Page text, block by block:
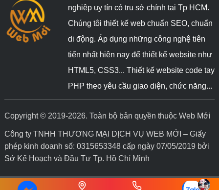
nghiệp uy tín có trụ sở chính tại Tp HCM.
Chúng tôi thiết kế web chuẩn SEO, chuẩn
di động. Áp dụng những công nghệ tiên
tiến nhất hiện nay để thiết kế website như
HTML5, CSS3... Thiết kế website code tay
PHP theo yêu cầu giao diện, chức năng...
Copyright © 2019-2026. Toàn bộ bản quyền thuộc Web Mới
Công ty TNHH THƯƠNG MẠI DỊCH VỤ WEB MỚI – Giấy
phép kinh doanh số: 0315653348 cấp ngày 07/05/2019 bởi
Sở Kế Hoạch và Đầu Tư Tp. Hồ Chí Minh